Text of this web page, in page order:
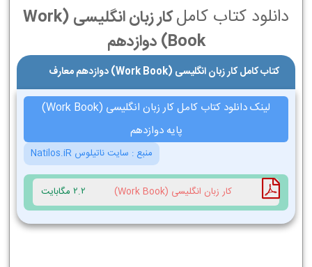
دانلود کتاب کامل
کار زبان انگليسی (Work
Book) دوازدهم
کتاب کامل کار زبان انگليسی (Work Book) دوازدهم معارف
لینک دانلود کتاب کامل کار زبان انگليسی (Work Book)
پایه دوازدهم
منبع : سایت ناتیلوس Natilos.iR
کار زبان انگليسی (Work Book) 2.2 مگابایت